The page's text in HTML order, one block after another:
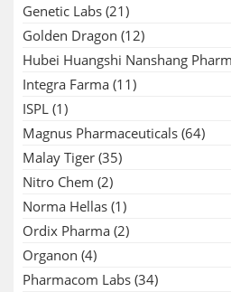
Genetic Labs (21)
Golden Dragon (12)
Hubei Huangshi Nanshang
Integra Farma (11)
ISPL (1)
Magnus Pharmaceuticals (64)
Malay Tiger (35)
Nitro Chem (2)
Norma Hellas (1)
Ordix Pharma (2)
Organon (4)
Pharmacom Labs (34)